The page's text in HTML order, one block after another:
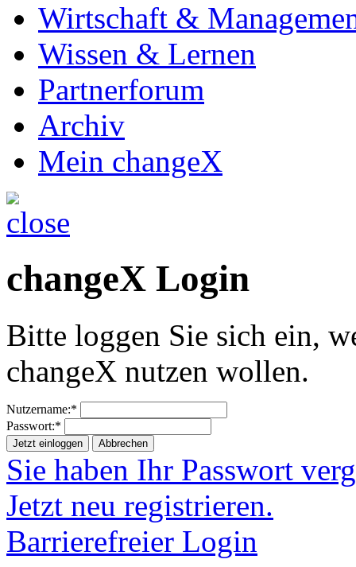
Wirtschaft &
Wissen & Lernen
Partnerforum
Archiv
Mein changeX
changeX Login
Bitte loggen Sie sich ein,
changeX nutzen wollen.
Nutzername:*
Passwort:*
Jetzt einloggen Abbrechen
Sie haben Ihr Passwort
Jetzt neu registrieren.
Barrierefreier Login